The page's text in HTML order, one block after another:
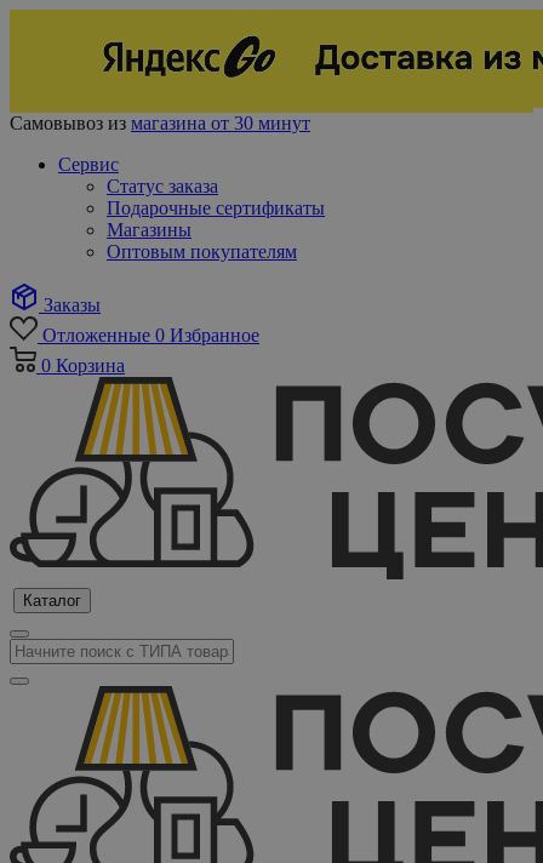
Самовывоз из магазина от 30 минут
Сервис
Статус заказа
Подарочные сертификаты
Магазины
Оптовым покупателям
Заказы
Отложенные 0 Избранное
0 Корзина
Каталог